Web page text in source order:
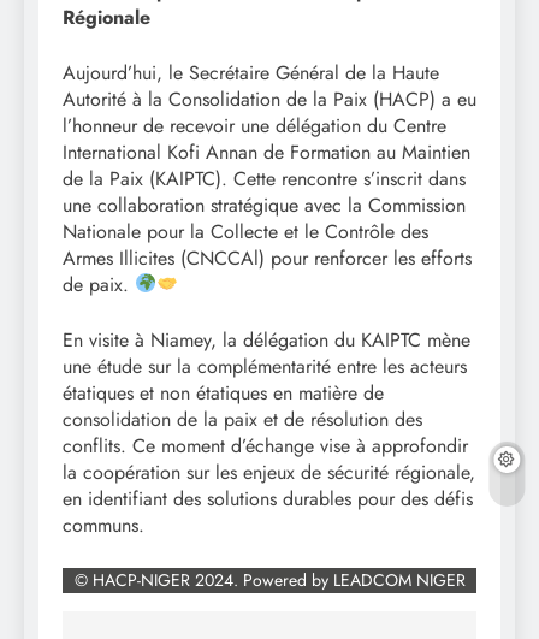
Régionale
Aujourd’hui, le Secrétaire Général de la Haute
Autorité à la Consolidation de la Paix (HACP) a eu
l’honneur de recevoir une délégation du Centre
International Kofi Annan de Formation au Maintien
de la Paix (KAIPTC). Cette rencontre s’inscrit dans
une collaboration stratégique avec la Commission
Nationale pour la Collecte et le Contrôle des
Armes Illicites (CNCCAl) pour renforcer les efforts
de paix.
En visite à Niamey, la délégation du KAIPTC mène
une étude sur la complémentarité entre les acteurs
étatiques et non étatiques en matière de
consolidation de la paix et de résolution des
conflits. Ce moment d’échange vise à approfondir
la coopération sur les enjeux de sécurité régionale,
en identifiant des solutions durables pour des défis
communs.